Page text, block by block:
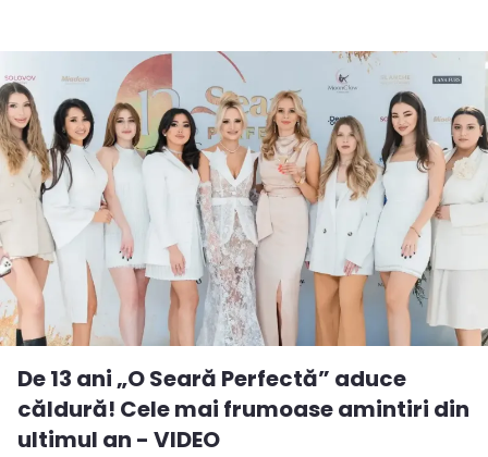
De 13 ani „O Seară Perfectă” aduce
căldură! Cele mai frumoase amintiri din
ultimul an - VIDEO